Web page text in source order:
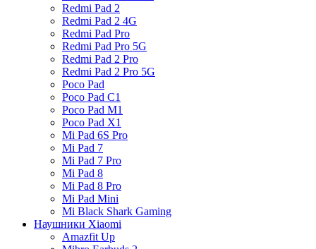
Redmi Pad 2
Redmi Pad 2 4G
Redmi Pad Pro
Redmi Pad Pro 5G
Redmi Pad 2 Pro
Redmi Pad 2 Pro 5G
Poco Pad
Poco Pad C1
Poco Pad M1
Poco Pad X1
Mi Pad 6S Pro
Mi Pad 7
Mi Pad 7 Pro
Mi Pad 8
Mi Pad 8 Pro
Mi Pad Mini
Mi Black Shark Gaming
Наушники Xiaomi
Amazfit Up